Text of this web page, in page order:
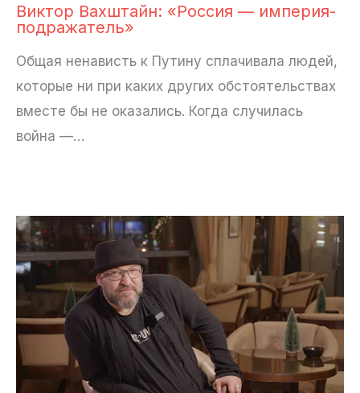
Виктор Вахштайн: «Россия — империя-
подражатель»
Общая ненависть к Путину cплачивала людей,
которые ни при каких других обстоятельствах
вместе бы не оказались. Когда случилась
война —…